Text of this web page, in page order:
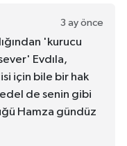
3 ay önce
'kurucu
Evdıla,
için bile bir hak
de senin gibi
Hamza gündüz